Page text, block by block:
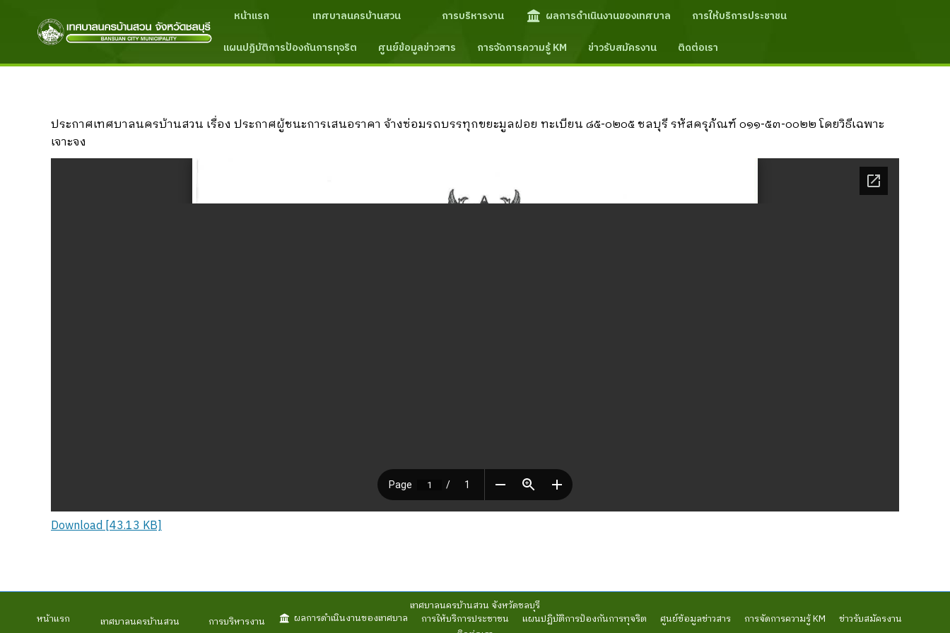
หน้าแรก เทศบาลนครบ้านสวน การบริหารงาน ผลการดำเนินงานของเทศบาล
การให้บริการประชาชน
แผนปฏิบัติการป้องกันการทุจริต
ศูนย์ข้อมูลข่าวสาร การจัดการความรู้ KM ข่าวรับสมัครงาน ติดต่อเรา
ประกาศเทศบาลนครบ้านสวน เรื่อง ประกาศผู้ชนะการเสนอราคา จ้างซ่อมรถบรรทุกขยะมูลฝอย ทะเบียน ๘๕-๐๒๐๕ ชลบุรี รหัสครุภัณฑ์ ๐๑๑-๕๓-๐๐๒๒ โดยวิธีเฉพาะ
เจาะจง
Download [43.13 KB]
เทศบาลนครบ้านสวน จังหวัดชลบุรี
หน้าแรก
เทศบาลนครบ้านสวน การบริหารงาน ผลการดำเนินงานของเทศบาล การให้บริการประชาชน แผนปฏิบัติการป้องกันการทุจริต ศูนย์ข้อมูลข่าวสาร การจัดการความรู้ KM
ข่าวรับสมัครงาน